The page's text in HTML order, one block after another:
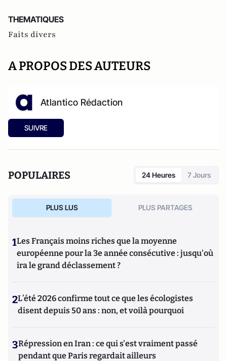
THEMATIQUES
Faits divers
A PROPOS DES AUTEURS
Atlantico Rédaction
SUIVRE
POPULAIRES 24 Heures 7 Jours
PLUS LUS PLUS PARTAGES
1Les Français moins riches que la moyenne
européenne pour la 3e année consécutive : jusqu'où
ira le grand déclassement ?
2L’été 2026 confirme tout ce que les écologistes
disent depuis 50 ans : non, et voilà pourquoi
3Répression en Iran : ce qui s'est vraiment passé
pendant que Paris regardait ailleurs